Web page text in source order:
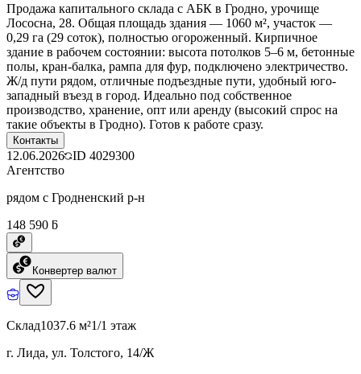
Продажа капитального склада с АБК в Гродно, урочище
Лососна, 28. Общая площадь здания — 1060 м², участок —
0,29 га (29 соток), полностью огороженный. Кирпичное
здание в рабочем состоянии: высота потолков 5–6 м, бетонные
полы, кран-балка, рампа для фур, подключено электричество.
Ж/д пути рядом, отличные подъездные пути, удобный юго-
западный въезд в город. Идеально под собственное
производство, хранение, опт или аренду (высокий спрос на
такие объекты в Гродно). Готов к работе сразу.
Контакты
12.06.2026 ID 4029300
Агентство
рядом с Гродненский р-н
148 590 ƃ
Конвертер валют
Склад1037.6 м²1/1 этаж
г. Лида, ул. Толстого, 14/Ж